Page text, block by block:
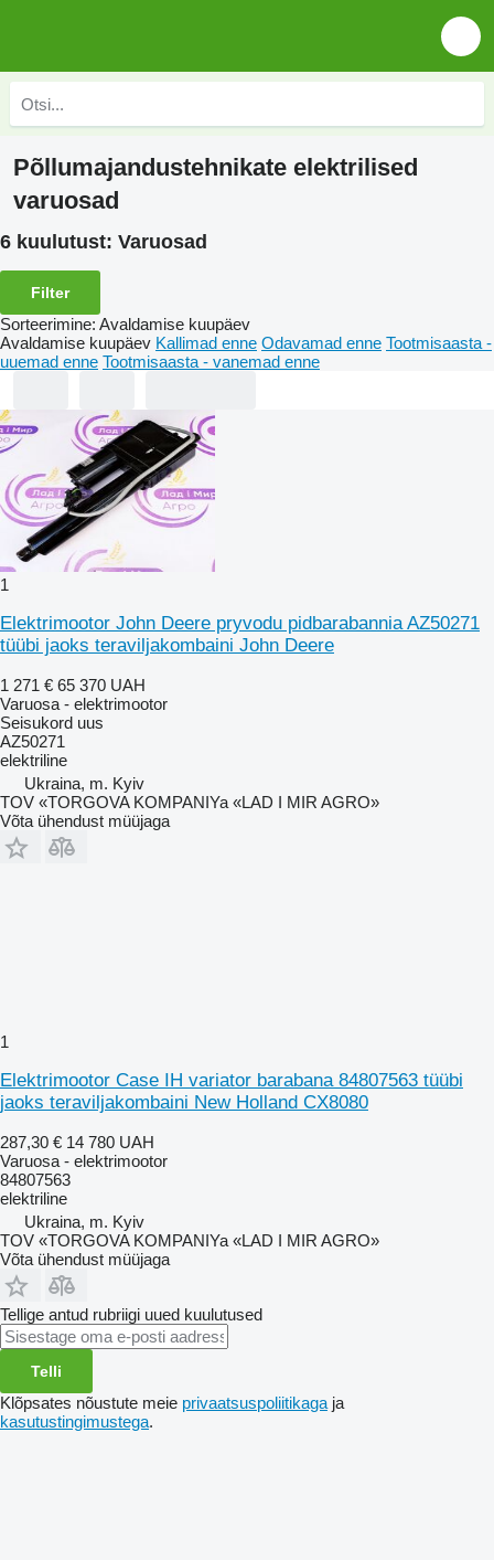
Põllumajandustehnikate elektrilised
varuosad
6 kuulutust: Varuosad
Filter
Sorteerimine: Avaldamise kuupäev
Avaldamise kuupäev Kallimad enne Odavamad enne Tootmisaasta -
uuemad enne Tootmisaasta - vanemad enne
1
Elektrimootor John Deere pryvodu pidbarabannia AZ50271
tüübi jaoks teraviljakombaini John Deere
1 271 € 65 370 UAH
Varuosa - elektrimootor
Seisukord uus
AZ50271
elektriline
Ukraina, m. Kyiv
TOV «TORGOVA KOMPANIYa «LAD I MIR AGRO»
Võta ühendust müüjaga
1
Elektrimootor Case IH variator barabana 84807563 tüübi
jaoks teraviljakombaini New Holland CX8080
287,30 € 14 780 UAH
Varuosa - elektrimootor
84807563
elektriline
Ukraina, m. Kyiv
TOV «TORGOVA KOMPANIYa «LAD I MIR AGRO»
Võta ühendust müüjaga
Tellige antud rubriigi uued kuulutused
Telli
Klõpsates nõustute meie privaatsuspoliitikaga ja
kasutustingimustega.